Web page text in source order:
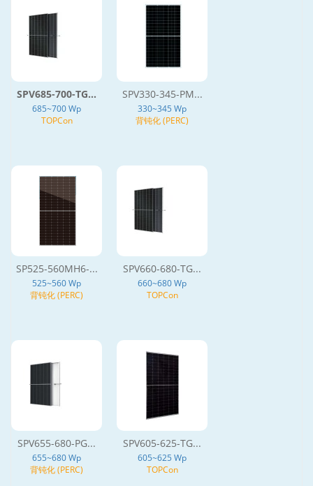
SPV685-700-TG...
685~700 Wp
TOPCon
SPV330-345-PM...
330~345 Wp
背钝化 (PERC)
SP525-560MH6-...
525~560 Wp
背钝化 (PERC)
SPV660-680-TG...
660~680 Wp
TOPCon
SPV655-680-PG...
655~680 Wp
背钝化 (PERC)
SPV605-625-TG...
605~625 Wp
TOPCon